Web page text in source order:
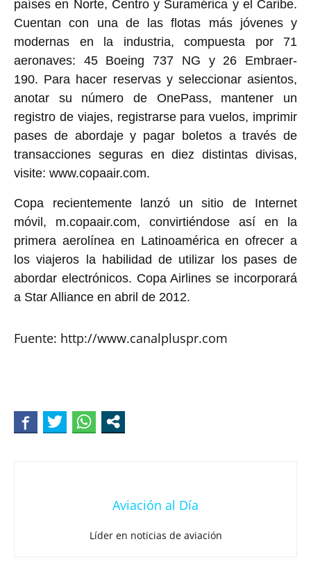
países en Norte, Centro y Suramérica y el Caribe.
Cuentan con una de las flotas más jóvenes y
modernas en la industria, compuesta por 71
aeronaves: 45 Boeing 737 NG y 26 Embraer-
190. Para hacer reservas y seleccionar asientos,
anotar su número de OnePass, mantener un
registro de viajes, registrarse para vuelos, imprimir
pases de abordaje y pagar boletos a través de
transacciones seguras en diez distintas divisas,
visite: www.copaair.com.
Copa recientemente lanzó un sitio de Internet
móvil, m.copaair.com, convirtiéndose así en la
primera aerolínea en Latinoamérica en ofrecer a
los viajeros la habilidad de utilizar los pases de
abordar electrónicos. Copa Airlines se incorporará
a Star Alliance en abril de 2012.
Fuente: http://www.canalpluspr.com
Aviación al Día
Líder en noticias de aviación